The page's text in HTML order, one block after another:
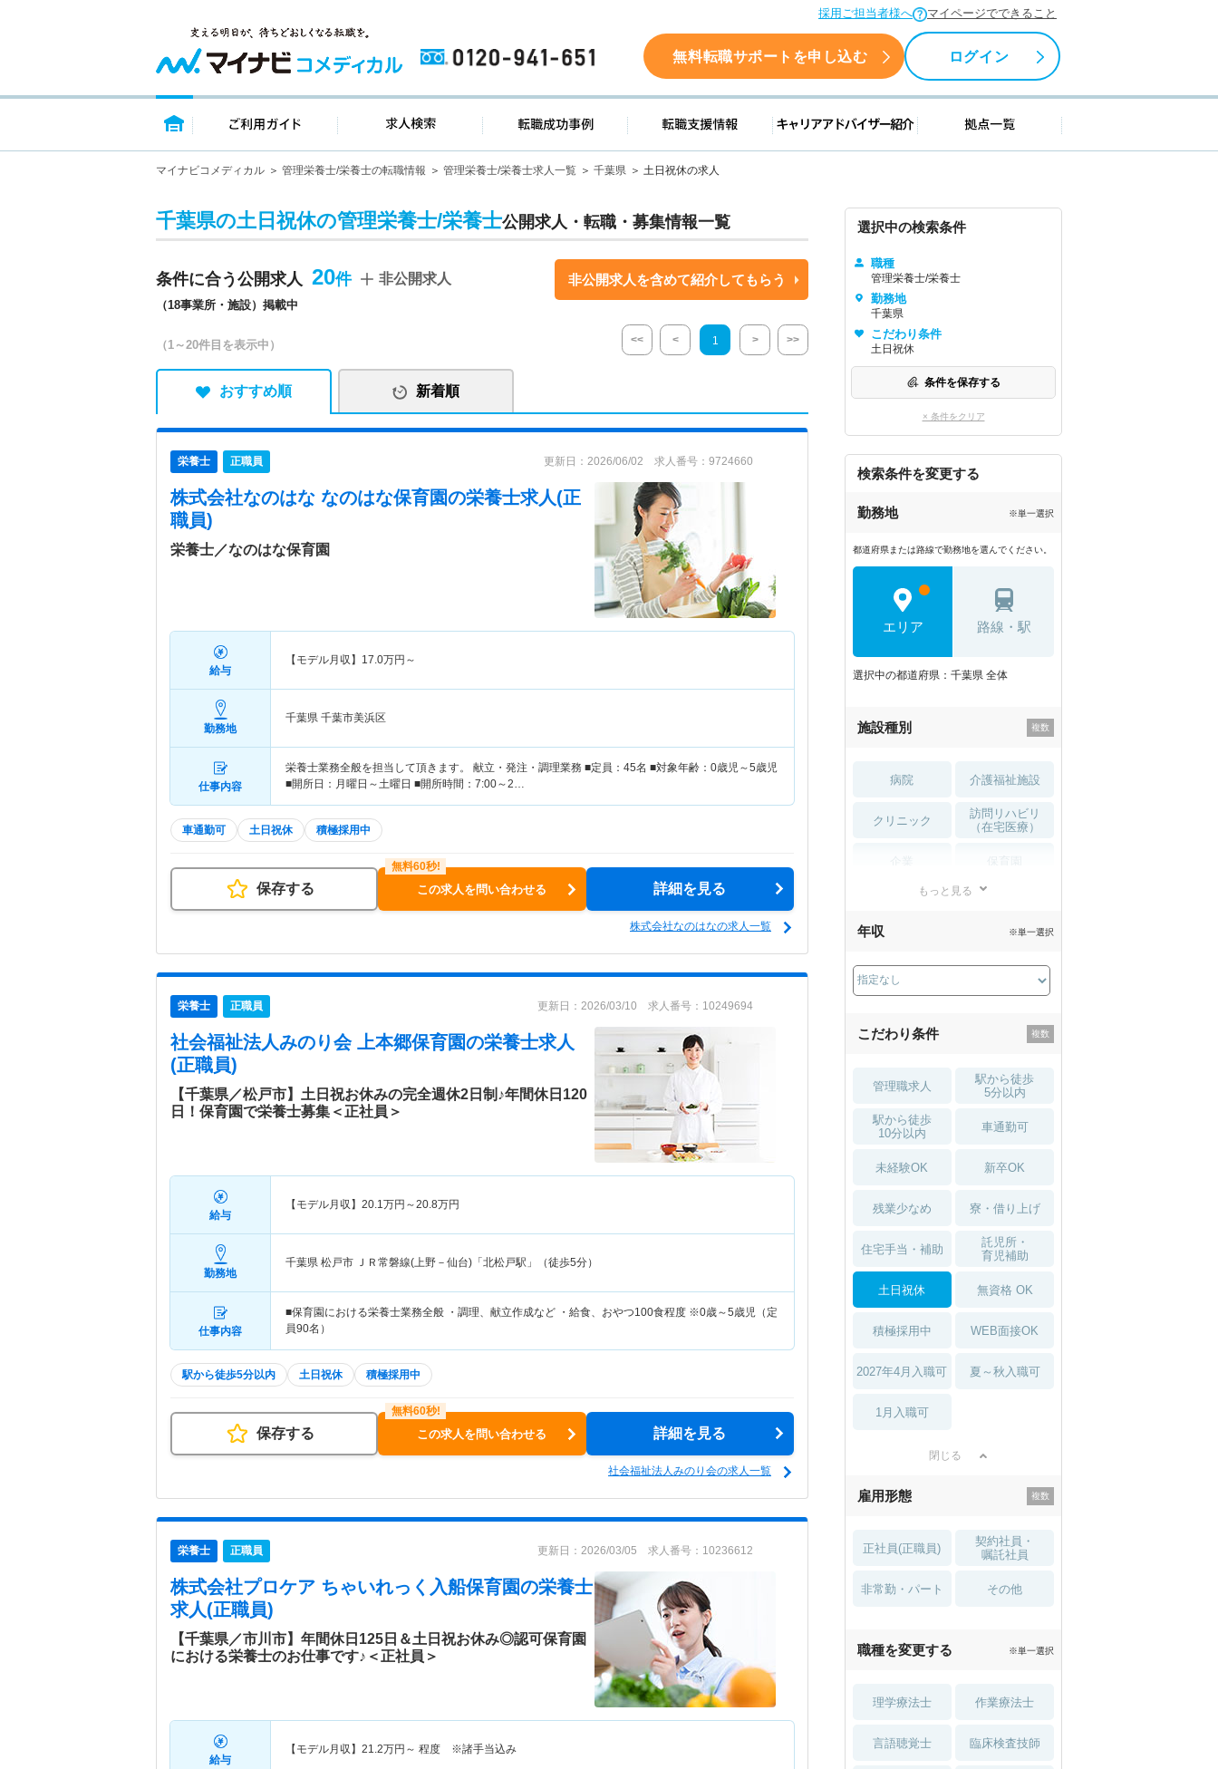
採用ご担当者様へ マイページでできること
0120-941-651 無料転職サポートを申し込む ログイン
トップページ ご利用ガイド 求人検索 転職成功事例 転職支援情報 キャリアアドバイザー紹介 拠点一覧
マイナビコメディカル 管理栄養士/栄養士の転職情報 管理栄養士/栄養士求人一覧 千葉県 土日祝休の求人
千葉県の土日祝休の管理栄養士/栄養士公開求人・転職・募集情報一覧
条件に合う公開求人 20
（18事業所・施設）掲載中
非公開求人 非公開求人を含めて紹介してもらう
（1～20件目を表示中） << < 1 > >>
おすすめ順 新着順
栄養士 正職員 更新日：2026/06/02 求人番号：9724660
株式会社なのはな なのはな保育園の栄養士求人(正
職員)
栄養士／なのはな保育園
給与
【モデル月収】 17.0万円～
勤務地
千葉県 千葉市美浜区
仕事内容
栄養士業務全般を担当して頂きます。 献立・発注・調理業務 ■定員：45名 ■対象年齢：0歳児～5歳児
■開所日：月曜日～土曜日 ■開所時間：7:00～2…
車通勤可 土日祝休 積極採用中
保存する この求人を問い合わせる 詳細を見る
株式会社なのはなの求人一覧
栄養士 正職員 更新日：2026/03/10 求人番号：10249694
社会福祉法人みのり会 上本郷保育園の栄養士求人
(正職員)
【千葉県／松戸市】土日祝お休みの完全週休2日制♪年間休日120
日！保育園で栄養士募集＜正社員＞
給与
【モデル月収】 20.1万円～20.8万円
勤務地
千葉県 松戸市 ＪＲ常磐線(上野－仙台)「北松戸駅」（徒歩5分）
仕事内容
■保育園における栄養士業務全般 ・調理、献立作成など ・給食、おやつ100食程度 ※0歳～5歳児（定
員90名）
駅から徒歩5分以内 土日祝休 積極採用中
保存する この求人を問い合わせる 詳細を見る
社会福祉法人みのり会の求人一覧
栄養士 正職員 更新日：2026/03/05 求人番号：10236612
株式会社プロケア ちゃいれっく入船保育園の栄養士
求人(正職員)
【千葉県／市川市】年間休日125日＆土日祝お休み◎認可保育園
における栄養士のお仕事です♪＜正社員＞
給与
【モデル月収】 21.2万円～ 程度 ※諸手当込み
選択中の検索条件
職種
管理栄養士/栄養士
勤務地
千葉県
こだわり条件
土日祝休
条件を保存する
× 条件をクリア
検索条件を変更する
勤務地 ※単一選択
都道府県または路線で勤務地を選んでください。
エリア 路線・駅
選択中の都道府県：千葉県 全体
施設種別
病院 介護福祉施設
クリニック
訪問リハビリ
（在宅医療）
薬局・
もっと見る
年収 ※単一選択
こだわり条件
管理職求人
駅から徒歩
5分以内
駅から徒歩
10分以内
車通勤可
未経験OK 新卒OK
残業少なめ 寮・借り上げ
住宅手当・補助
託児所・
育児補助
土日祝休 無資格 OK
積極採用中 WEB面接OK
2027年4月入職可 夏～秋入職可
1月入職可
閉じる
雇用形態
正社員(正職員)
契約社員・
嘱託社員
非常勤・パート その他
職種を変更する ※単一選択
理学療法士 作業療法士
言語聴覚士 臨床検査技師